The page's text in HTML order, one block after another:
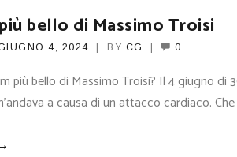
bello di Massimo Troisi
4, 2024 BY CG 0
più bello di Massimo Troisi? Il 4 giugno di
a causa di un attacco cardiaco.